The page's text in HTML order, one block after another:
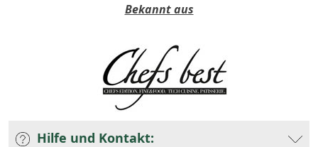
Bekannt aus
Hilfe und Kontakt: